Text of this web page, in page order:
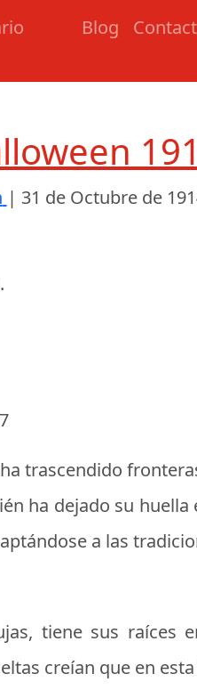
Blog
| 31 de Octubre de
.
trascendido
ha dejado su huella
a las
tiene sus raíces
creían que en